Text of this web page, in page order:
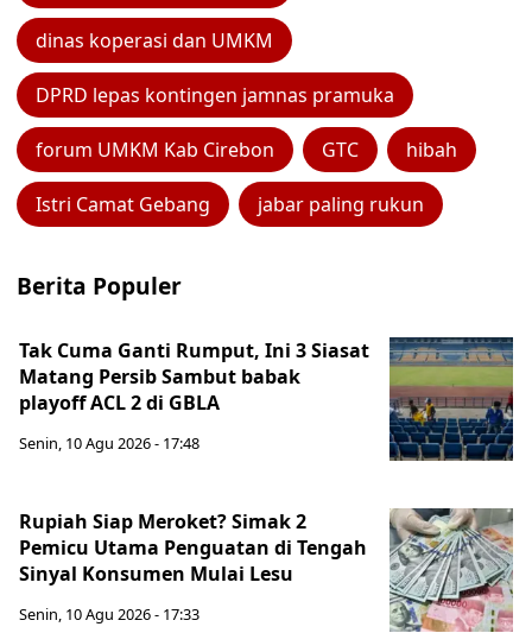
dinas koperasi dan UMKM
DPRD lepas kontingen jamnas pramuka
forum UMKM Kab Cirebon GTC hibah
Istri Camat Gebang jabar paling rukun
Berita Populer
Tak Cuma Ganti Rumput, Ini 3 Siasat
Matang Persib Sambut babak
playoff ACL 2 di GBLA
Senin, 10 Agu 2026 - 17:48
Rupiah Siap Meroket? Simak 2
Pemicu Utama Penguatan di Tengah
Sinyal Konsumen Mulai Lesu
Senin, 10 Agu 2026 - 17:33